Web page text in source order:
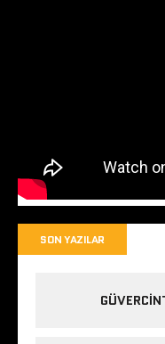
SON YAZILAR